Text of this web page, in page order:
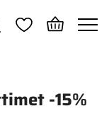
-15%